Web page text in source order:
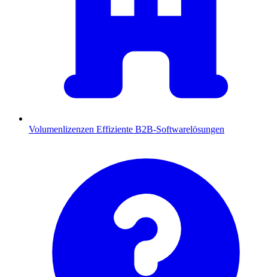
Volumenlizenzen Effiziente B2B-Softwarelösungen